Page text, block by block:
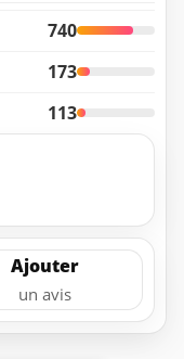
740
173
113
Ajouter
un avis